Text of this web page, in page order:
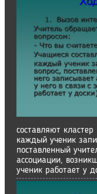
составляют
каждый ученик
поставленный
ассоциации,
ученик работает у